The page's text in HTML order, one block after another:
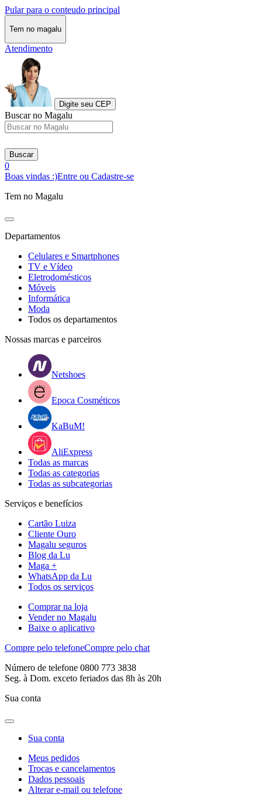
Pular para o conteudo principal
Tem no magalu
Atendimento
Digite seu CEP
Buscar no Magalu
Buscar
0
Boas vindas :)Entre ou Cadastre-se
Tem no Magalu
Departamentos
Celulares e Smartphones
TV e Vídeo
Eletrodomésticos
Móveis
Informática
Moda
Todos os departamentos
Nossas marcas e parceiros
Netshoes
Epoca Cosméticos
KaBuM!
AliExpress
Todas as marcas
Todas as categorias
Todas as subcategorias
Serviços e benefícios
Cartão Luiza
Cliente Ouro
Magalu seguros
Blog da Lu
Maga +
WhatsApp da Lu
Todos os serviços
Comprar na loja
Vender no Magalu
Baixe o aplicativo
Compre pelo telefoneCompre pelo chat
Número de telefone 0800 773 3838
Seg. à Dom. exceto feriados das 8h às 20h
Sua conta
Sua conta
Meus pedidos
Trocas e cancelamentos
Dados pessoais
Alterar e-mail ou telefone